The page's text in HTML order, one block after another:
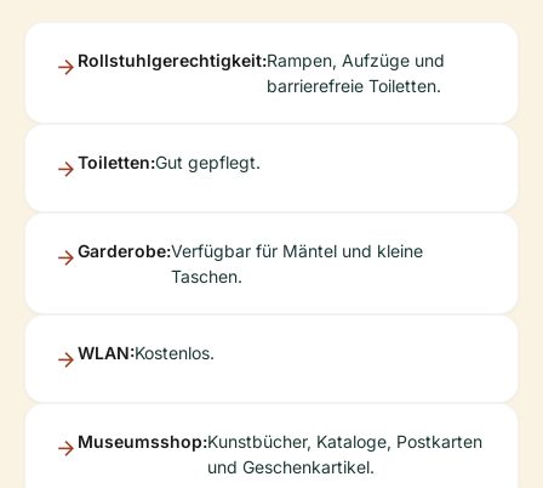
Rollstuhlgerechtigkeit:Rampen, Aufzüge und
barrierefreie Toiletten.
Toiletten:Gut gepflegt.
Garderobe:Verfügbar für Mäntel und kleine
Taschen.
WLAN:Kostenlos.
Museumsshop:Kunstbücher, Kataloge, Postkarten
und Geschenkartikel.